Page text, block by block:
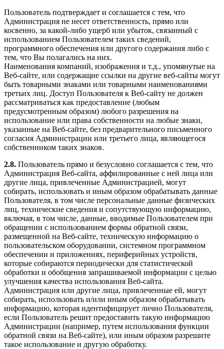
Пользователь подтверждает и соглашается с тем, что
Администрация не несет ответственность, прямо или
косвенно, за какой-либо ущерб или убыток, связанный с
использованием Пользователем таких сведений,
программного обеспечения или другого содержания либо с
тем, что Вы полагались на них.
Наименования компаний, изображения и т.д., упомянутые на
Веб-сайте, или содержащие ссылки на другие веб-сайты могут
быть товарными знаками или товарными наименованиями
третьих лиц. Доступ Пользователя к Веб-сайту не должен
рассматриваться как предоставление (любым
предусмотренным образом) любого разрешения на
использование или права собственности на любые знаки,
указанные на Веб-сайте, без предварительного письменного
согласия Администрации или третьего лица, являющегося
собственником таких знаков.
2.8. Пользователь прямо и безусловно соглашается с тем, что
Администрация Веб-сайта, аффилированные с ней лица или
другие лица, привлеченные Администрацией, могут
собирать, использовать и иным образом обрабатывать данные
Пользователя, в том числе персональные данные физических
лиц, технические сведения и сопутствующую информацию,
включая, в том числе, данные, вводимые Пользователем при
обращении с использованием формы обратной связи,
размещенной на Веб-сайте, техническую информацию о
пользовательском оборудовании, системном программном
обеспечении и приложениях, периферийных устройств,
которые собираются периодически для статистической
обработки и обобщения запрашиваемой информации с целью
улучшения качества использования Веб-сайта.
Администрация или другие лица, привлеченные ей, могут
собирать, использовать и/или иным образом обрабатывать
информацию, которая идентифицирует лично Пользователя,
если Пользователь решит предоставить такую информацию
Администрации (например, путем использования функции
обратной связи на Веб-сайте), или иным образом разрешите
такое использование и другую обработку.